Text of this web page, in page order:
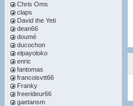
Chris Oms
claps
David the Yeti
dean66
doumé
ducochon
elpayoloko
enric
fantomas
francoisvtt66
Franky
freerideur66
gaetansm